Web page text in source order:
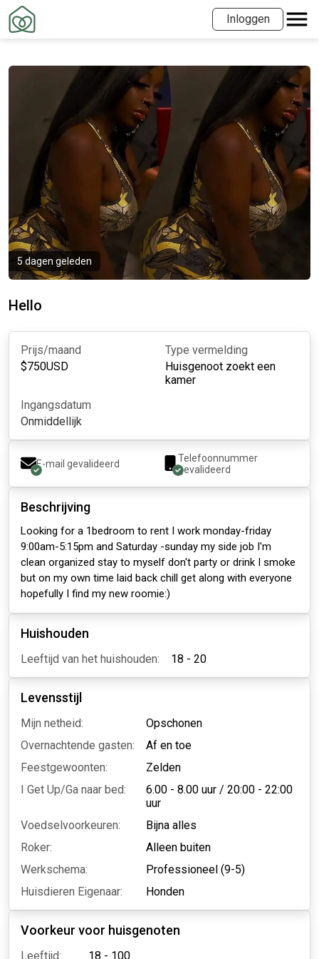
Inloggen
5 dagen geleden
Hello
Prijs/maand
$750USD
Type vermelding
Huisgenoot zoekt een
kamer
Ingangsdatum
Onmiddellijk
E-mail gevalideerd
Telefoonnummer
gevalideerd
Beschrijving
Looking for a 1bedroom to rent I work monday-friday
9:00am-5:15pm and Saturday -sunday my side job I'm
clean organized stay to myself don't party or drink I smoke
but on my own time laid back chill get along with everyone
hopefully I find my new roomie:)
Huishouden
Leeftijd van het huishouden: 18 - 20
Levensstijl
Mijn netheid:
Opschonen
Overnachtende gasten:
Af en toe
Feestgewoonten:
Zelden
I Get Up/Ga naar bed:
6.00 - 8.00 uur / 20:00 - 22:00
uur
Voedselvoorkeuren:
Bijna alles
Roker:
Alleen buiten
Werkschema:
Professioneel (9-5)
Huisdieren Eigenaar:
Honden
Voorkeur voor huisgenoten
Leeftijd: 18 - 100